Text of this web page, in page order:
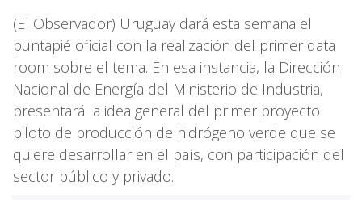
(El Observador) Uruguay dará esta semana el
puntapié oficial con la realización del primer data
room sobre el tema. En esa instancia, la Dirección
Nacional de Energía del Ministerio de Industria,
presentará la idea general del primer proyecto
piloto de producción de hidrógeno verde que se
quiere desarrollar en el país, con participación del
sector público y privado.